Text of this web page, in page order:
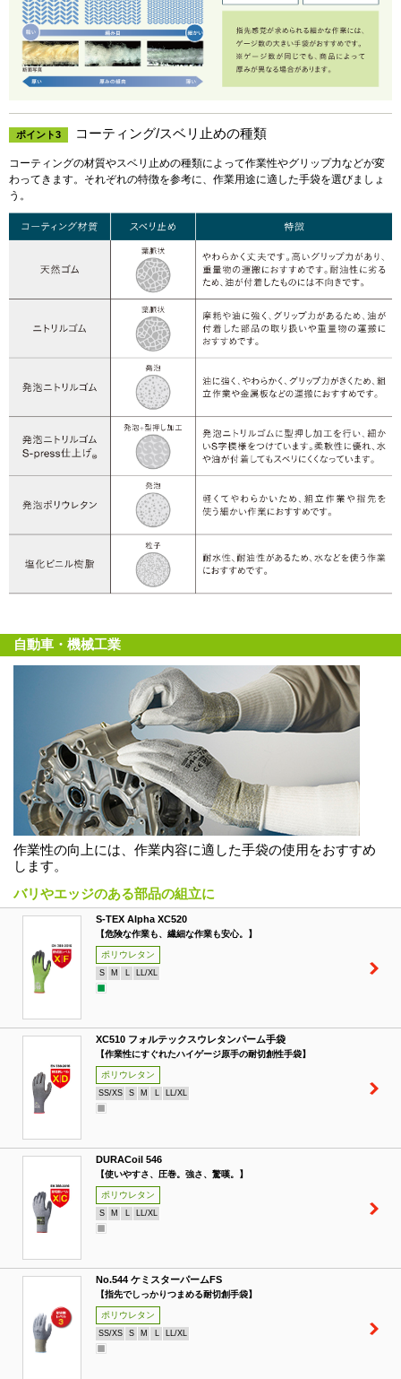
ポイント3 コーティング/スベリ止めの種類
コーティングの材質やスベリ止めの種類によって作業性やグリップ力などが変
わってきます。それぞれの特徴を参考に、作業用途に適した手袋を選びましょ
う。
自動車・機械工業
作業性の向上には、作業内容に適した手袋の使用をおすすめ
します。
バリやエッジのある部品の組立に
S-TEX Alpha XC520
【危険な作業も、繊細な作業も安心。】
ポリウレタン
S M LL/XL
XC510 フォルテックスウレタンパーム手袋
【作業性にすぐれたハイゲージ原手の耐切創性手袋】
ポリウレタン
SS/XS S M LL/XL
DURACoil 546
【使いやすさ、圧巻。強さ、驚嘆。】
ポリウレタン
S M LL/XL
No.544 ケミスターパームFS
【指先でしっかりつまめる耐切創手袋】
ポリウレタン
SS/XS S M LL/XL